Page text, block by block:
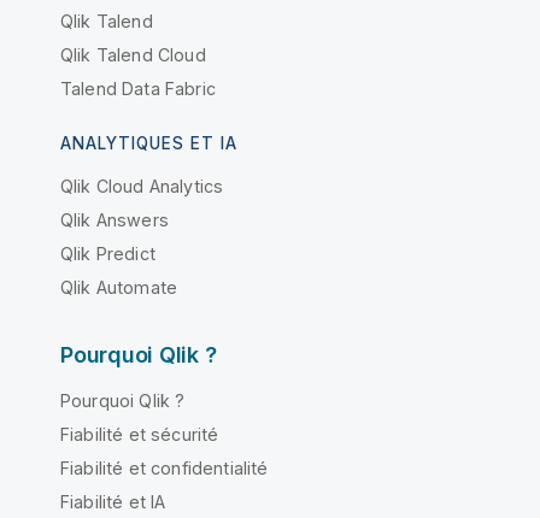
Qlik Talend
Qlik Talend Cloud
Talend Data Fabric
ANALYTIQUES ET IA
Qlik Cloud Analytics
Qlik Answers
Qlik Predict
Qlik Automate
Pourquoi Qlik ?
Pourquoi Qlik ?
Fiabilité et sécurité
Fiabilité et confidentialité
Fiabilité et IA